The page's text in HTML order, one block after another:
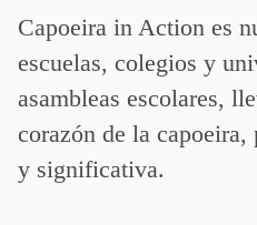
Capoeira in Action es
escuelas, colegios y
asambleas escolares,
corazón de la
y significativa.